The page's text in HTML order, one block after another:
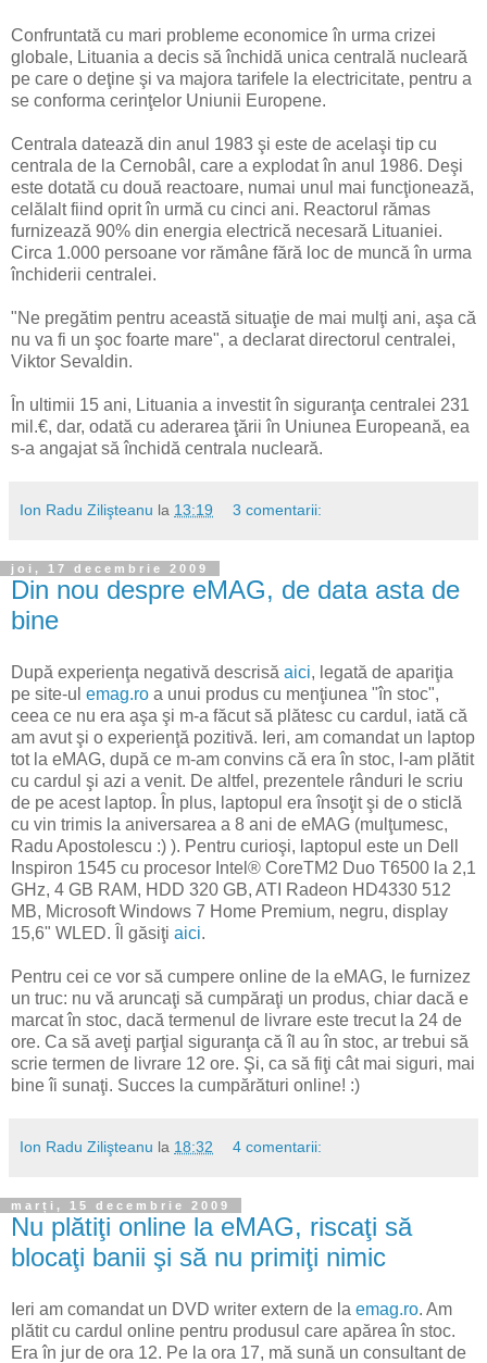
Confruntată cu mari probleme economice în urma crizei
globale, Lituania a decis să închidă unica centrală nucleară
pe care o deţine şi va majora tarifele la electricitate, pentru a
se conforma cerinţelor Uniunii Europene.
Centrala datează din anul 1983 şi este de acelaşi tip cu
centrala de la Cernobâl, care a explodat în anul 1986. Deşi
este dotată cu două reactoare, numai unul mai funcţionează,
celălalt fiind oprit în urmă cu cinci ani. Reactorul rămas
furnizează 90% din energia electrică necesară Lituaniei.
Circa 1.000 persoane vor rămâne fără loc de muncă în urma
închiderii centralei.
"Ne pregătim pentru această situaţie de mai mulţi ani, aşa că
nu va fi un şoc foarte mare", a declarat directorul centralei,
Viktor Sevaldin.
În ultimii 15 ani, Lituania a investit în siguranţa centralei 231
mil.€, dar, odată cu aderarea ţării în Uniunea Europeană, ea
s-a angajat să închidă centrala nucleară.
Ion Radu Zilişteanu la 13:19 3 comentarii:
joi, 17 decembrie 2009
Din nou despre eMAG, de data asta de
bine
După experienţa negativă descrisă aici, legată de apariţia
pe site-ul emag.ro a unui produs cu menţiunea "în stoc",
ceea ce nu era aşa şi m-a făcut să plătesc cu cardul, iată că
am avut şi o experienţă pozitivă. Ieri, am comandat un laptop
tot la eMAG, după ce m-am convins că era în stoc, l-am plătit
cu cardul şi azi a venit. De altfel, prezentele rânduri le scriu
de pe acest laptop. În plus, laptopul era însoţit şi de o sticlă
cu vin trimis la aniversarea a 8 ani de eMAG (mulţumesc,
Radu Apostolescu :) ). Pentru curioşi, laptopul este un Dell
Inspiron 1545 cu procesor Intel® CoreTM2 Duo T6500 la 2,1
GHz, 4 GB RAM, HDD 320 GB, ATI Radeon HD4330 512
MB, Microsoft Windows 7 Home Premium, negru, display
15,6" WLED. Îl găsiţi aici.
Pentru cei ce vor să cumpere online de la eMAG, le furnizez
un truc: nu vă aruncaţi să cumpăraţi un produs, chiar dacă e
marcat în stoc, dacă termenul de livrare este trecut la 24 de
ore. Ca să aveţi parţial siguranţa că îl au în stoc, ar trebui să
scrie termen de livrare 12 ore. Şi, ca să fiţi cât mai siguri, mai
bine îi sunaţi. Succes la cumpărături online! :)
Ion Radu Zilişteanu la 18:32 4 comentarii:
marți, 15 decembrie 2009
Nu plătiţi online la eMAG, riscaţi să
blocaţi banii şi să nu primiţi nimic
Ieri am comandat un DVD writer extern de la emag.ro. Am
plătit cu cardul online pentru produsul care apărea în stoc.
Era în jur de ora 12. Pe la ora 17, mă sună un consultant de